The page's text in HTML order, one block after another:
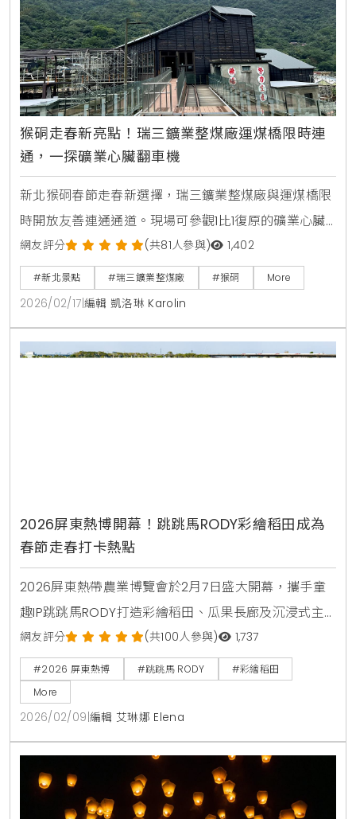
猴硐走春新亮點！瑞三鑛業整煤廠運煤橋限時連
通，一探礦業心臟翻車機
新北猴硐春節走春新選擇，瑞三鑛業整煤廠與運煤橋限
時開放友善連通通道。現場可參觀1比1復原的礦業心臟
翻車機，近距離感受臺灣煤礦文化，是適合全家出遊的
低碳深度旅遊路線。
網友評分 (共81人參與) 1,402
#新北景點 #瑞三鑛業整煤廠 #猴硐 More
2026/02/17 編輯 凱洛琳 Karolin
2026屏東熱博開幕！跳跳馬RODY彩繪稻田成為
春節走春打卡熱點
2026屏東熱帶農業博覽會於2月7日盛大開幕，攜手童
趣IP跳跳馬RODY打造彩繪稻田、瓜果長廊及沉浸式主
題館。活動期間提供DIY手作、舞台表演及屏東在地優
質農產展售，是春節假期親子走春、寓教於樂的首選景
點。
網友評分 (共100人參與) 1,737
#2026 屏東熱博 #跳跳馬 RODY
#彩繪稻田
More
2026/02/09 編輯 艾琳娜 Elena